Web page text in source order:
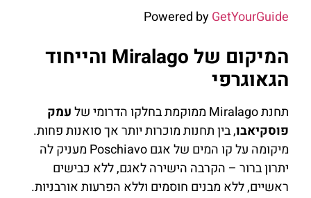
Powered byGetYourGuide
המיקום של Miralago והייחוד
הגאוגרפי
תחנת Miralago ממוקמת בחלקו הדרומי של
עמק
פוסקיאבו, בין תחנות מוכרות יותר אך סואנות פחות.
מיקומה על קו המים של אגם Poschiavo מעניק לה
יתרון ברור – הקרבה הישירה לאגם, ללא כבישים
ראשיים, ללא מבנים חוסמים וללא הפרעות אורבניות.